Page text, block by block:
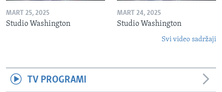
MART 25, 2025
Studio Washington
MART 24, 2025
Studio Washington
Svi video sadržaji
TV PROGRAMI